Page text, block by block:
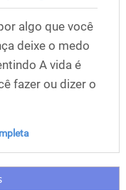
algo que você
deixe o medo
A vida é
fazer ou dizer o